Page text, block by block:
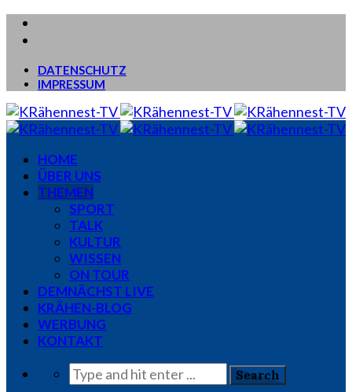
DATENSCHUTZ
IMPRESSUM
HOME
ÜBER UNS
THEMEN
SPORT
TALK
KULTUR
WISSEN
ON TOUR
DEMNÄCHST LIVE
KRÄHEN-BLOG
WERBUNG
KONTAKT